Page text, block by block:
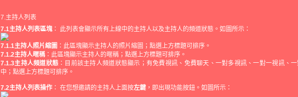
7.主持人列表
7.1主持人列表區塊 ： 此列表會顯示所有上線中的主持人以及主持人的頻道狀態。如圖所示：
7.1.1主持人照片縮圖 ：此區塊顯示主持人的照片縮圖；點選上方標題可排序。
7.1.2主持人暱稱 ：此區塊顯示主持人的暱稱；點選上方標題可排序。
7.1.3主持人頻道狀態 ：目前該主持人頻道狀態顯示；有免費視訊、免費聊天、一對多視訊、一對一視訊、
中；點選上方標題可排序。
7.2主持人列表操作 ： 在您想邀請的主持人上面按左鍵 ，即出現功能按鈕。如圖所示：